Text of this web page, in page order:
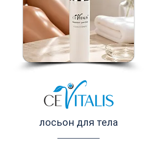
лосьон для тела